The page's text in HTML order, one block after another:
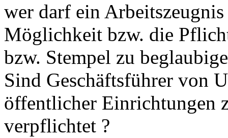
wer darf ein
Möglichkeit bzw. die
bzw. Stempel zu
Sind Geschäftsführer von
öffentlicher Einrichtungen
verpflichtet ?